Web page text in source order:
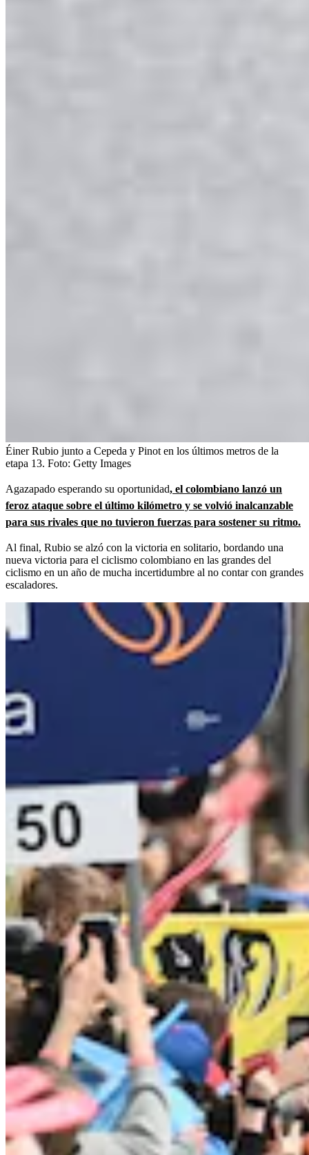
Éiner Rubio junto a Cepeda y Pinot en los últimos metros de la
etapa 13. Foto: Getty Images
Agazapado esperando su oportunidad, el colombiano lanzó un
feroz ataque sobre el último kilómetro y se volvió inalcanzable
para sus rivales que no tuvieron fuerzas para sostener su ritmo.
Al final, Rubio se alzó con la victoria en solitario, bordando una
nueva victoria para el ciclismo colombiano en las grandes del
ciclismo en un año de mucha incertidumbre al no contar con grandes
escaladores.